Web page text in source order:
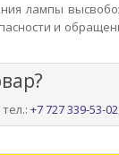
лампы
и
+7 727 339-53-02